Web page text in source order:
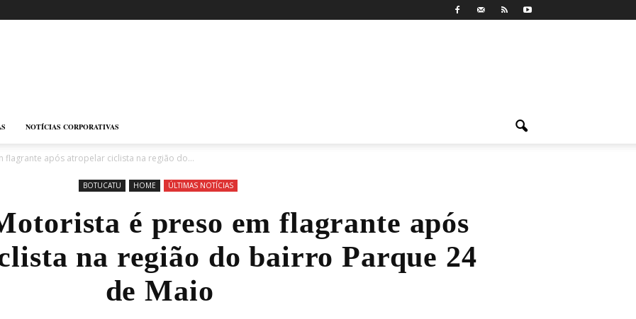
NOTÍCIAS CORPORATIVAS
flagrante após atropelar ciclista na região do...
BOTUCATU HOME ÚLTIMAS NOTÍCIAS
é preso em flagrante após
na região do bairro Parque 24
de Maio